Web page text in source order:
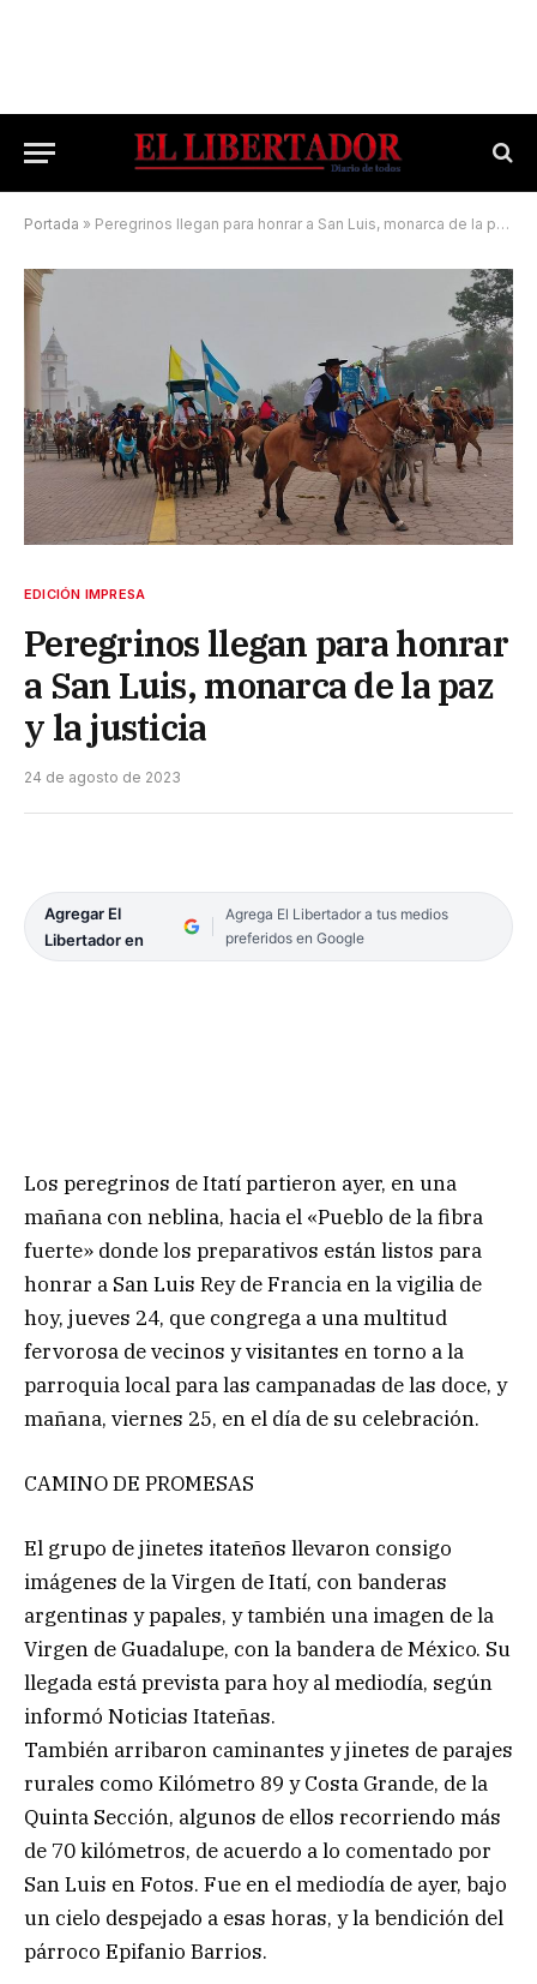
Portada » Peregrinos llegan para honrar a San Luis, monarca de la paz y la justicia
EDICIÓN IMPRESA
Peregrinos llegan para honrar
a San Luis, monarca de la paz
y la justicia
24 de agosto de 2023
Agregar El
Libertador en
Agrega El Libertador a tus medios
preferidos en Google
Los peregrinos de Itatí partieron ayer, en una
mañana con neblina, hacia el «Pueblo de la fibra
fuerte» donde los preparativos están listos para
honrar a San Luis Rey de Francia en la vigilia de
hoy, jueves 24, que congrega a una multitud
fervorosa de vecinos y visitantes en torno a la
parroquia local para las campanadas de las doce, y
mañana, viernes 25, en el día de su celebración.
CAMINO DE PROMESAS
El grupo de jinetes itateños llevaron consigo
imágenes de la Virgen de Itatí, con banderas
argentinas y papales, y también una imagen de la
Virgen de Guadalupe, con la bandera de México. Su
llegada está prevista para hoy al mediodía, según
informó Noticias Itateñas.
También arribaron caminantes y jinetes de parajes
rurales como Kilómetro 89 y Costa Grande, de la
Quinta Sección, algunos de ellos recorriendo más
de 70 kilómetros, de acuerdo a lo comentado por
San Luis en Fotos. Fue en el mediodía de ayer, bajo
un cielo despejado a esas horas, y la bendición del
párroco Epifanio Barrios.